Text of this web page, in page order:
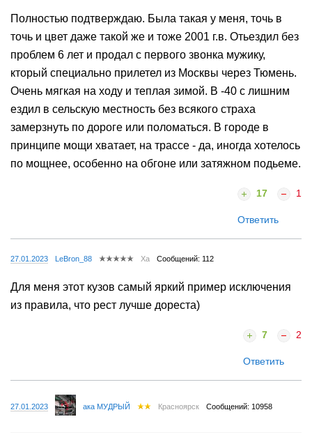
Полностью подтверждаю. Была такая у меня, точь в
точь и цвет даже такой же и тоже 2001 г.в. Отьездил без
проблем 6 лет и продал с первого звонка мужику,
кторый специально прилетел из Москвы через Тюмень.
Очень мягкая на ходу и теплая зимой. В -40 с лишним
ездил в сельскую местность без всякого страха
замерзнуть по дороге или поломаться. В городе в
принципе мощи хватает, на трассе - да, иногда хотелось
по мощнее, особенно на обгоне или затяжном подьеме.
17 1
Ответить
27.01.2023 LeBron_88 Ха Сообщений: 112
Для меня этот кузов самый яркий пример исключения
из правила, что рест лучше дореста)
7 2
Ответить
27.01.2023 ака МУДРЫЙ Красноярск Сообщений: 10958